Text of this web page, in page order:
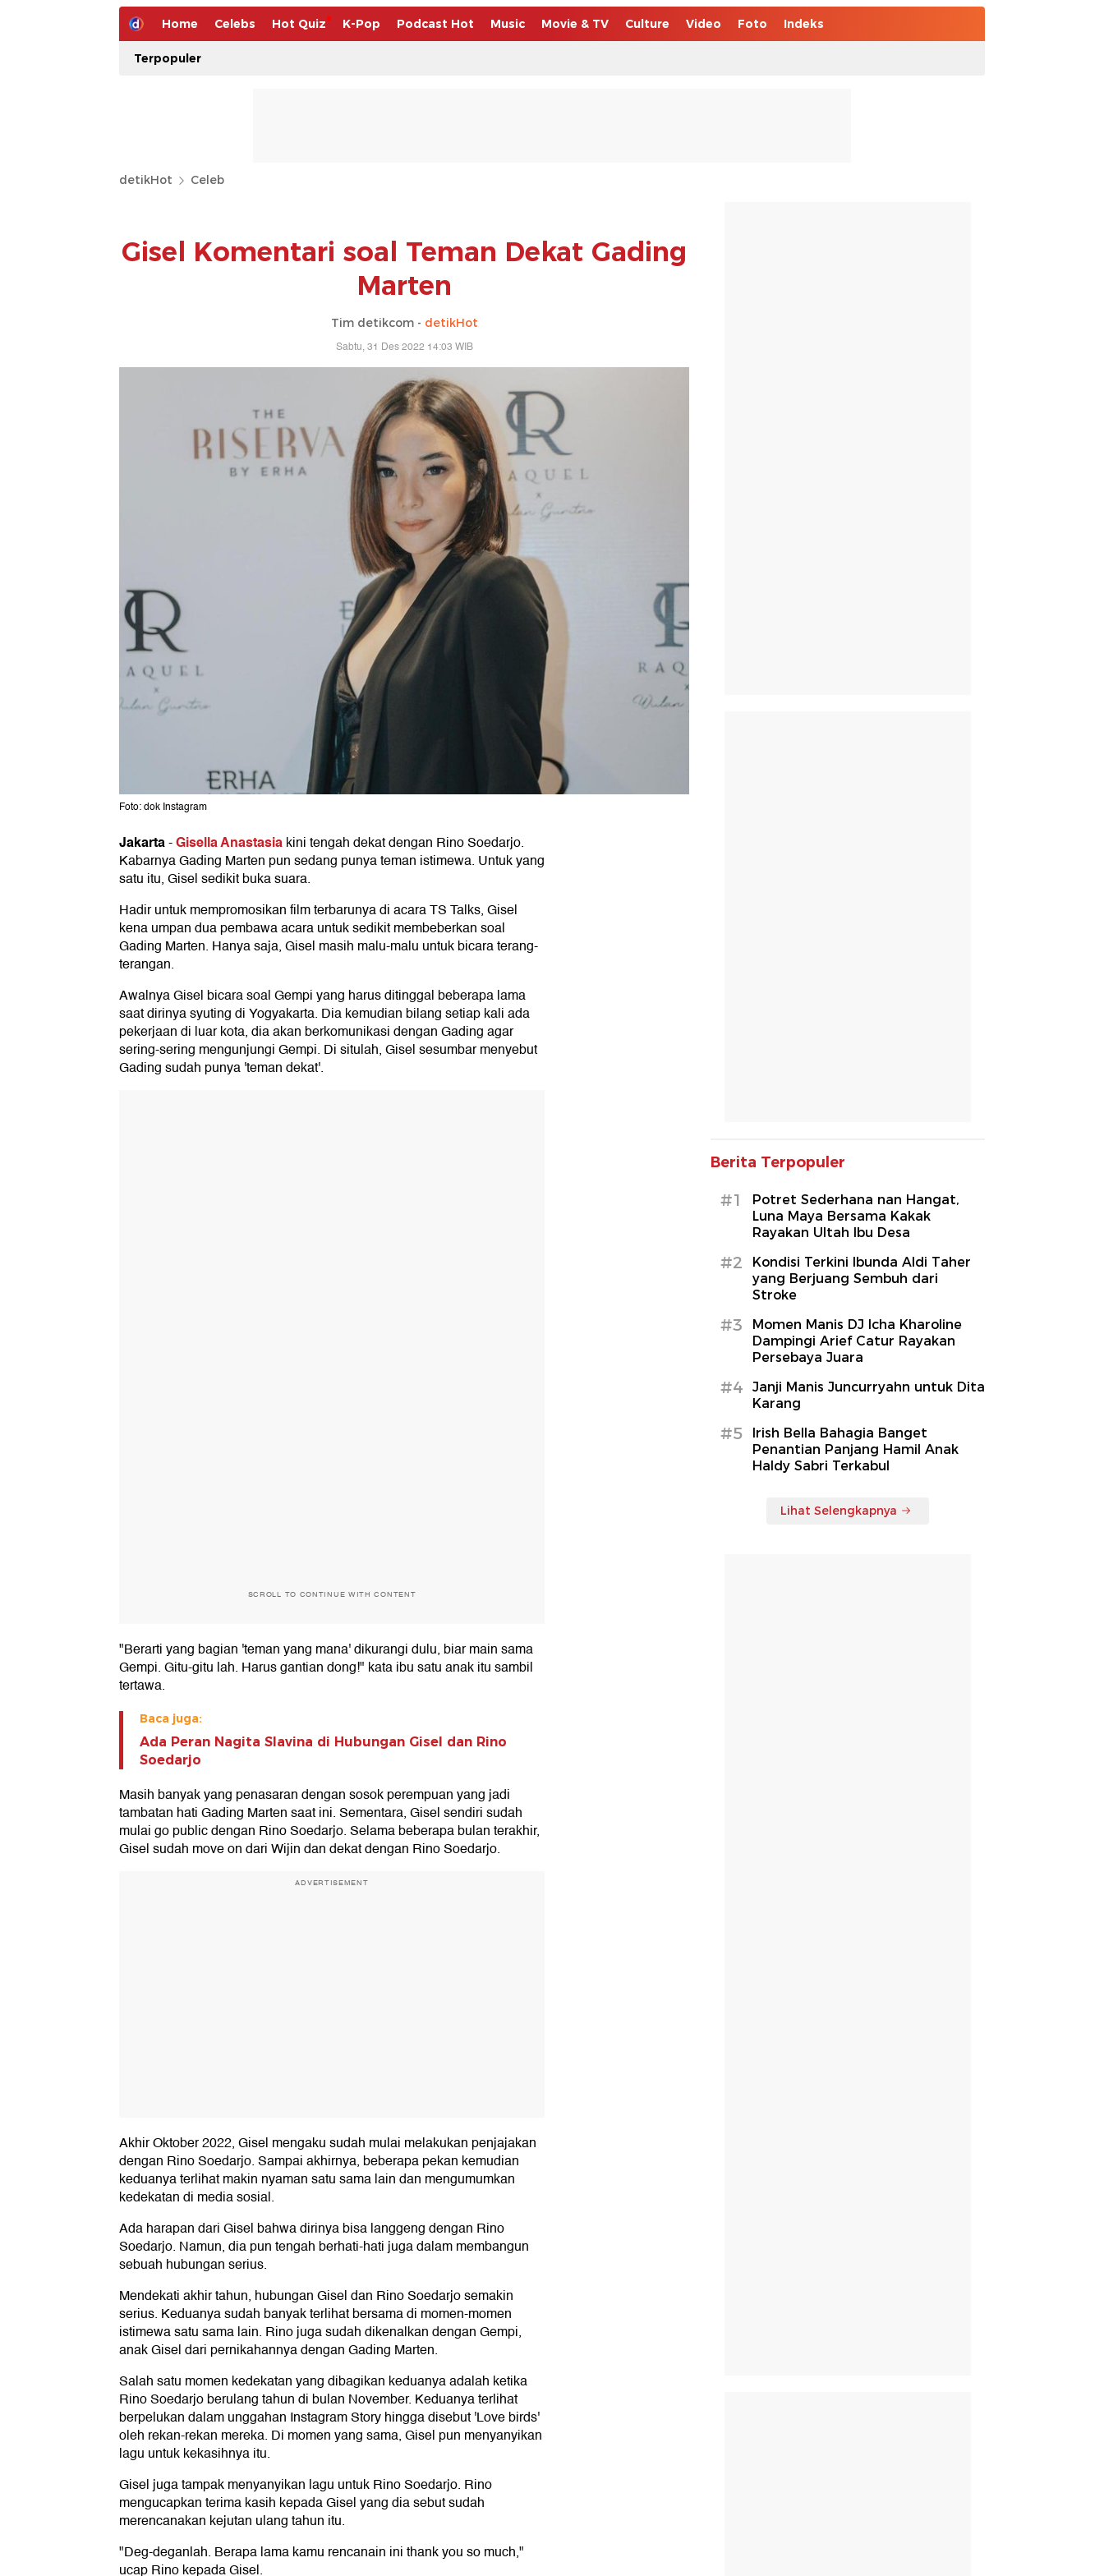
Home Celebs Hot Quiz K-Pop Podcast Hot Music Movie & TV Culture Video Foto Indeks
Terpopuler
detikHot Celeb
Gisel Komentari soal Teman Dekat Gading
Marten
Tim detikcom - detikHot
Sabtu, 31 Des 2022 14:03 WIB
Foto: dok Instagram
Jakarta-Gisella Anastasiakini tengah dekat dengan Rino Soedarjo.
Kabarnya Gading Marten pun sedang punya teman istimewa. Untuk yang
satu itu, Gisel sedikit buka suara.
Hadir untuk mempromosikan film terbarunya di acara TS Talks, Gisel
kena umpan dua pembawa acara untuk sedikit membeberkan soal
Gading Marten. Hanya saja, Gisel masih malu-malu untuk bicara terang-
terangan.
Awalnya Gisel bicara soal Gempi yang harus ditinggal beberapa lama
saat dirinya syuting di Yogyakarta. Dia kemudian bilang setiap kali ada
pekerjaan di luar kota, dia akan berkomunikasi dengan Gading agar
sering-sering mengunjungi Gempi. Di situlah, Gisel sesumbar menyebut
Gading sudah punya 'teman dekat'.
SCROLL TO CONTINUE WITH CONTENT
"Berarti yang bagian 'teman yang mana' dikurangi dulu, biar main sama
Gempi. Gitu-gitu lah. Harus gantian dong!" kata ibu satu anak itu sambil
tertawa.
Baca juga:
Ada Peran Nagita Slavina di Hubungan Gisel dan Rino
Soedarjo
Masih banyak yang penasaran dengan sosok perempuan yang jadi
tambatan hati Gading Marten saat ini. Sementara, Gisel sendiri sudah
mulai go public dengan Rino Soedarjo. Selama beberapa bulan terakhir,
Gisel sudah move on dari Wijin dan dekat dengan Rino Soedarjo.
ADVERTISEMENT
Akhir Oktober 2022, Gisel mengaku sudah mulai melakukan penjajakan
dengan Rino Soedarjo. Sampai akhirnya, beberapa pekan kemudian
keduanya terlihat makin nyaman satu sama lain dan mengumumkan
kedekatan di media sosial.
Ada harapan dari Gisel bahwa dirinya bisa langgeng dengan Rino
Soedarjo. Namun, dia pun tengah berhati-hati juga dalam membangun
sebuah hubungan serius.
Mendekati akhir tahun, hubungan Gisel dan Rino Soedarjo semakin
serius. Keduanya sudah banyak terlihat bersama di momen-momen
istimewa satu sama lain. Rino juga sudah dikenalkan dengan Gempi,
anak Gisel dari pernikahannya dengan Gading Marten.
Salah satu momen kedekatan yang dibagikan keduanya adalah ketika
Rino Soedarjo berulang tahun di bulan November. Keduanya terlihat
berpelukan dalam unggahan Instagram Story hingga disebut 'Love birds'
oleh rekan-rekan mereka. Di momen yang sama, Gisel pun menyanyikan
lagu untuk kekasihnya itu.
Gisel juga tampak menyanyikan lagu untuk Rino Soedarjo. Rino
mengucapkan terima kasih kepada Gisel yang dia sebut sudah
merencanakan kejutan ulang tahun itu.
"Deg-deganlah. Berapa lama kamu rencanain ini thank you so much,"
ucap Rino kepada Gisel.
Berita Terpopuler
#1
Potret Sederhana nan Hangat,
Luna Maya Bersama Kakak
Rayakan Ultah Ibu Desa
#2
Kondisi Terkini Ibunda Aldi Taher
yang Berjuang Sembuh dari
Stroke
#3
Momen Manis DJ Icha Kharoline
Dampingi Arief Catur Rayakan
Persebaya Juara
#4
Janji Manis Juncurryahn untuk Dita
Karang
#5
Irish Bella Bahagia Banget
Penantian Panjang Hamil Anak
Haldy Sabri Terkabul
Lihat Selengkapnya